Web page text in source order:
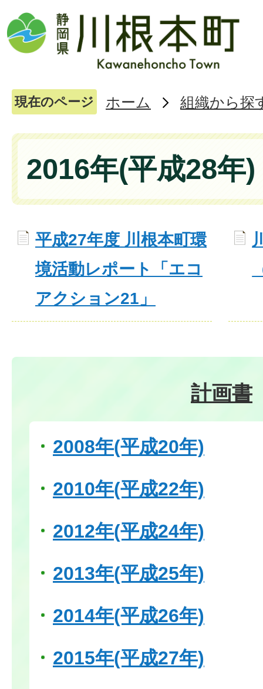
現在のページ ホーム 組織から探
2016年(平成28年)
平成27年度 川根本町環
境活動レポート「エコ
アクション21」
計画書
2008年(平成20年)
2010年(平成22年)
2012年(平成24年)
2013年(平成25年)
2014年(平成26年)
2015年(平成27年)